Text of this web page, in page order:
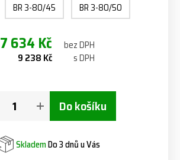
BR 3-80/45 BR 3-80/50
7 634 Kč bez DPH
9 238 Kč s DPH
Do košíku
SklademDo 3 dnů u Vás